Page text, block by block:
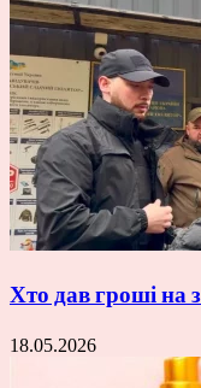
Хто дав гроші на
18.05.2026